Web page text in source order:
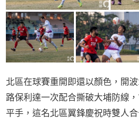
北區在球賽重開即還以顏色，開
路保利達一次配合撕破大埔防線
平手，這名北區翼鋒慶祝時雙人